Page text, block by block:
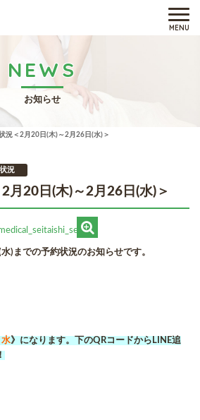
MENU
NEWS
お知らせ
況＜2月20日(木)～2月26日(水)＞
況
月20日(木)～2月26日(水)＞
)までの予約状況のお知らせです。
水》になります。下のQRコードからLINE追